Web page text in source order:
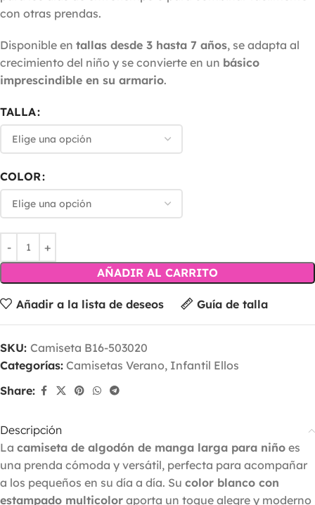
con otras prendas.
Disponible en tallas desde 3 hasta 7 años, se adapta al
crecimiento del niño y se convierte en un básico
imprescindible en su armario.
TALLA
COLOR
AÑADIR AL CARRITO
Añadir a la lista de deseos Guía de talla
SKU: Camiseta B16-503020
Categorías: Camisetas Verano, Infantil Ellos
Share:
Descripción
La camiseta de algodón de manga larga para niño es
una prenda cómoda y versátil, perfecta para acompañar
a los pequeños en su día a día. Su color blanco con
estampado multicolor aporta un toque alegre y moderno